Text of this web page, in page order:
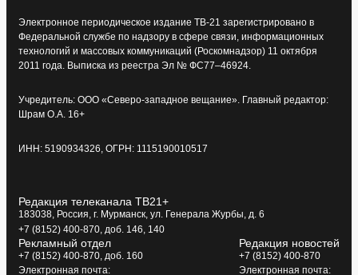
Электронное периодическое издание ТВ-21 зарегистрировано в
Федеральной службе по надзору в сфере связи, информационных
технологий и массовых коммуникаций (Роскомнадзор) 11 октября
2011 года. Выписка из реестра Эл № ФС77–46924.
Учредитель: ООО «Северо-западное вещание». Главный редактор:
Шрам О.А. 16+
ИНН: 5190934326, ОГРН: 1115190010517
Редакция телеканала ТВ21+
183038, Россия, г. Мурманск, ул. Генерала Журбы, д. 6
+7 (8152) 400-870, доб. 146, 140
Рекламный отдел
+7 (8152) 400-870, доб. 160
Электронная почта:
Редакция новостей
+7 (8152) 400-870
Электронная почта: